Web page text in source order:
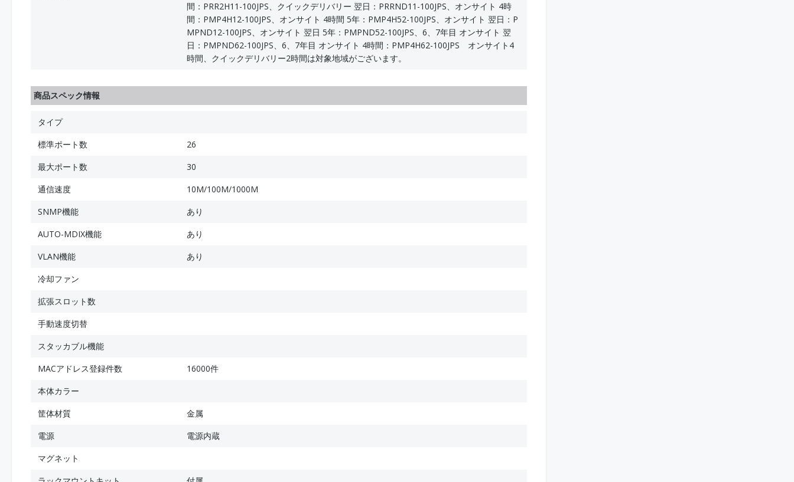
間：PRR2H11-100JPS、クイックデリバリー 翌日：PRRND11-100JPS、オンサイト 4時
間：PMP4H12-100JPS、オンサイト 4時間 5年：PMP4H52-100JPS、オンサイト 翌日：P
MPND12-100JPS、オンサイト 翌日 5年：PMPND52-100JPS、6、7年目 オンサイト 翌
日：PMPND62-100JPS、6、7年目 オンサイト 4時間：PMP4H62-100JPS オンサイト4
時間、クイックデリバリー2時間は対象地域がございます。
商品スペック情報
タイプ
標準ポート数
26
最大ポート数
30
通信速度
10M/100M/1000M
SNMP機能
あり
AUTO-MDIX機能
あり
VLAN機能
あり
冷却ファン
拡張スロット数
手動速度切替
スタッカブル機能
MACアドレス登録件数
16000件
本体カラー
筐体材質
金属
電源
電源内蔵
マグネット